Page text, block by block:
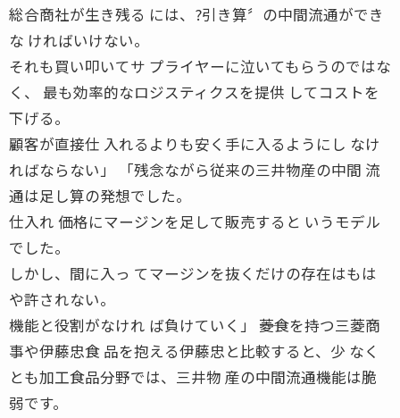
総合商社が生き残る には、?引き算〞の中間流通ができ
な ければいけない。
それも買い叩いてサ プライヤーに泣いてもらうのではな
く、 最も効率的なロジスティクスを提供 してコストを
下げる。
顧客が直接仕 入れるよりも安く手に入るようにし なけ
ればならない」 「残念ながら従来の三井物産の中間 流
通は足し算の発想でした。
仕入れ 価格にマージンを足して販売すると いうモデル
でした。
しかし、間に入っ てマージンを抜くだけの存在はもは
や許されない。
機能と役割がなけれ ば負けていく」 ――菱食を持つ三菱商
事や伊藤忠食 品を抱える伊藤忠と比較すると、少 なく
とも加工食品分野では、三井物 産の中間流通機能は脆
弱です。